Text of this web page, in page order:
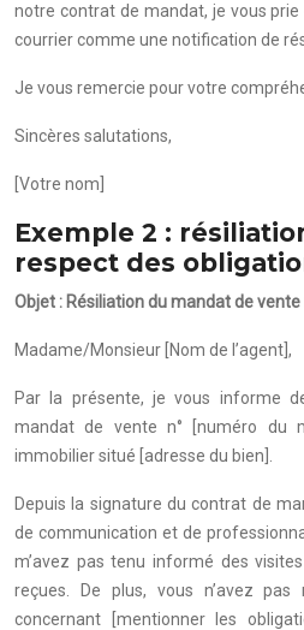
notre contrat de mandat, je vous
courrier comme une notification de
Je vous remercie pour votre
Sincères salutations,
[Votre nom]
Exemple 2 :
respect des
Objet : Résiliation du mandat de
Madame/Monsieur [Nom de l’agent],
Par la présente, je vous informe
mandat de vente n° [numéro du
immobilier situé [adresse du bien].
Depuis la signature du contrat de
de communication et de
m’avez pas tenu informé des
reçues. De plus, vous n’avez pas
concernant [mentionner les